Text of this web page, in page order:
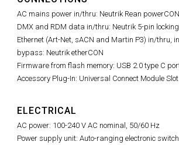
AC mains power in/thru: Neutrik Rean powerCON
DMX and RDM data in/thru: Neutrik 5-pin locking
Ethernet (Art-Net, sACN and Martin P3) in/thru,
bypass: Neutrik etherCON
Firmware from flash memory: USB 2.0 type C
Accessory Plug-In: Universal Connect Module Slot
ELECTRICAL
AC power: 100-240 V AC nominal, 50/60 Hz
Power supply unit: Auto-ranging electronic